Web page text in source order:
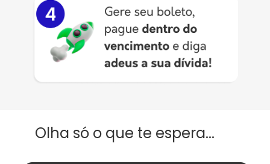
Olha só o que te espera...